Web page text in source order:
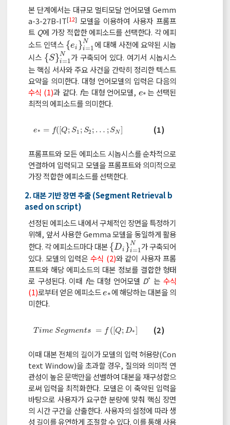
본 단계에서는 대규모 멀티모달 언어모델 Gemm
a-3-27B-IT[12] 모델을 이용하여 사용자 프롬프
트 Q에 가장 적합한 에피소드를 선택한다. 각 에피
소드 인덱스 {ei }N
i=1
{ei} =1 N 에 대해 사전에 요약된 시놉
시스 {S}N
i=1
{S}i=1 N가 구축되어 있다. 여기서 시놉시스
는 핵심 서사와 주요 사건을 간략히 정리한 텍스트
요약을 의미한다. 대형 언어모델의 입력은 다음의
수식 (1)과 같다. f는 대형 언어모델, e*
e* 는 선택된
최적의 에피소드를 의미한다.
e* = f( [Q; S1 ; S2 ; … ; SN
e* =f([Q;S1;S2;… SN] (1)
프롬프트와 모든 에피소드 시놉시스를 순차적으로
연결하여 입력되고 모델을 프롬프트와 의미적으로
가장 적합한 에피소드를 선택한다.
2. 대본 기반 장면 추출 (Segment Retrieval b
ased on script)
선정된 에피소드 내에서 구체적인 장면을 특정하기
위해, 앞서 사용한 Gemma 모델을 동일하게 활용
한다. 각 에피소드마다 대본{Di }N
i=1
{Di}i=1N
가 구축되어
있다. 모델의 입력은 수식 (2)와 같이 사용자 프롬
프트와 해당 에피소드의 대본 정보를 결합한 형태
로 구성된다. 이때 f는 대형 언어모델 D* 는 수식
(1)로부터 얻은 에피소드e*
e*에 해당하는 대본을 의
미한다.
T ime Segments = f ([Q; D*]
TimeSegme ts =f([Q;D*] (2)
이때 대본 전체의 길이가 모델의 입력 허용량(Con
text Window)을 초과할 경우, 질의와 의미적 연
관성이 높은 문맥만을 선별하여 대본을 재구성함으
로써 입력을 최적화한다. 모델은 이 축약된 입력을
바탕으로 사용자가 요구한 분량에 맞춰 핵심 장면
의 시간 구간을 산출한다. 사용자의 설정에 따라 생
성 길이를 유연하게 조절할 수 있다. 이를 통해 사용